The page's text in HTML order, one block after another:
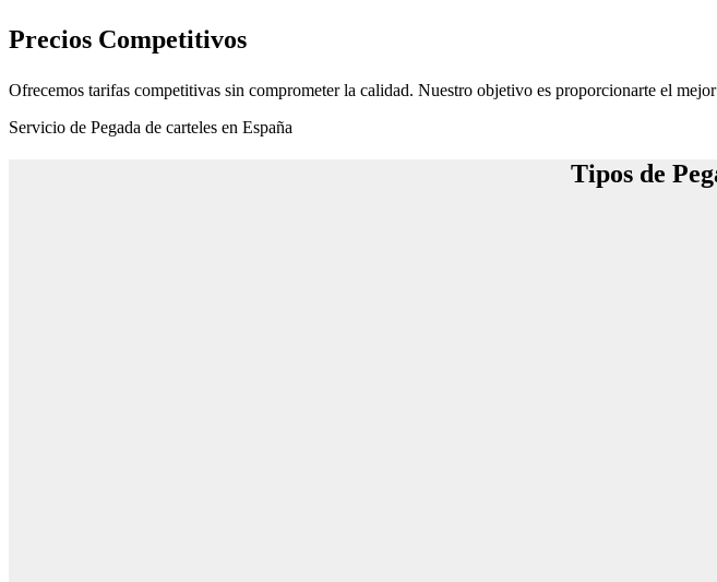
Precios Competitivos
Ofrecemos tarifas competitivas sin comprometer la calidad. Nuestro objetivo es proporcionarte el
Servicio de Pegada de carteles en España
Tipos de